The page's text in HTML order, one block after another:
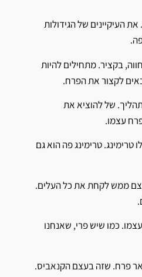
העיקיינים של הגידולות
בקציר. מתחילים להיות
לקצור את הפרח.
של להוציא את
עצמו.
טרימינג. טרימינג פה הוא גם
ממש לקחת את כל העלים.
כמו שיש פרי, שאנחנו
פרח. שזה בעצם הקנאביס.